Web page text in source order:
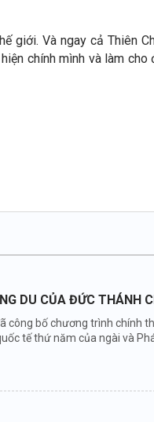
giới. Và ngay cả Thiên
chính mình và làm
DU CỦA ĐỨC THÁNH
công bố chương trình chính
tế thứ năm của ngài và